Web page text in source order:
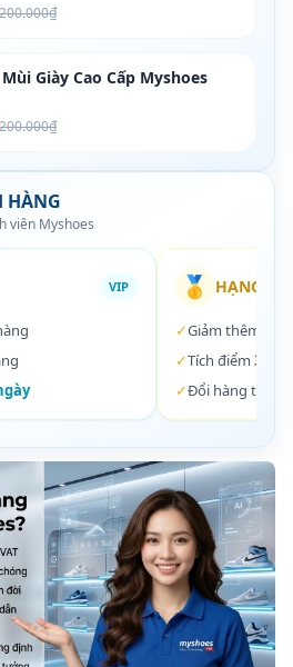
200.000₫
Giày Cao Cấp Myshoes
200.000₫
HÀNG
viên Myshoes
VIP 🥇 HẠNG
✓Giảm thêm
✓Tích điểm 3%
✓Đổi hàng trong